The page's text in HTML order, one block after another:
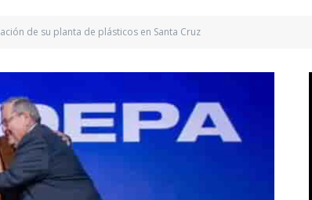
de su planta de plásticos en Santa Cruz